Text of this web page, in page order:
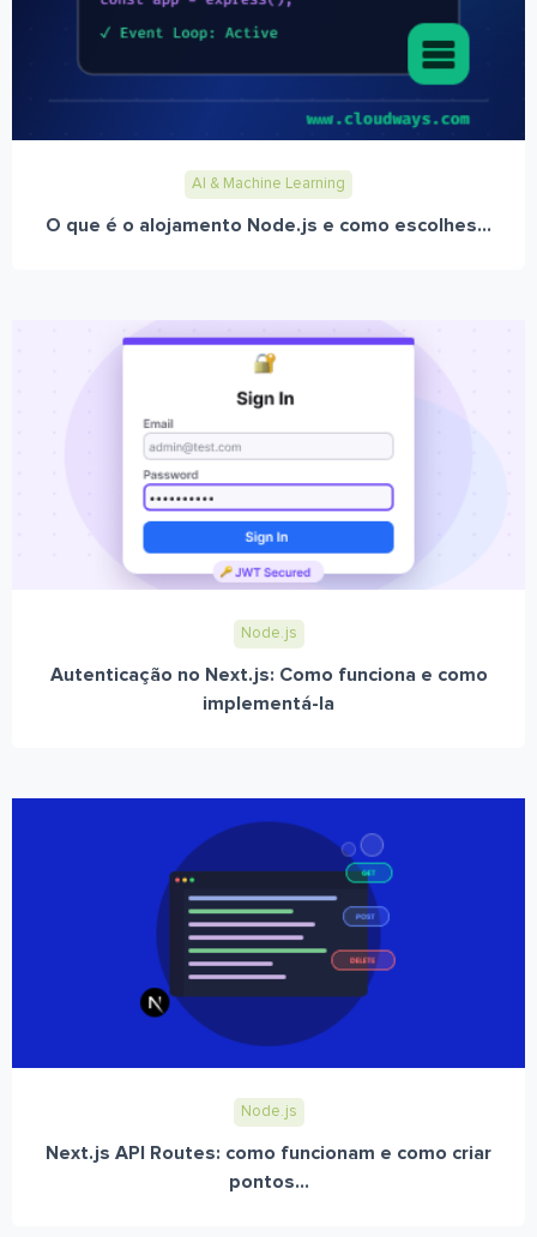
AI & Machine Learning
O que é o alojamento Node.js e como escolhes...
Node.js
Autenticação no Next.js: Como funciona e como
implementá-la
Node.js
Next.js API Routes: como funcionam e como criar
pontos...